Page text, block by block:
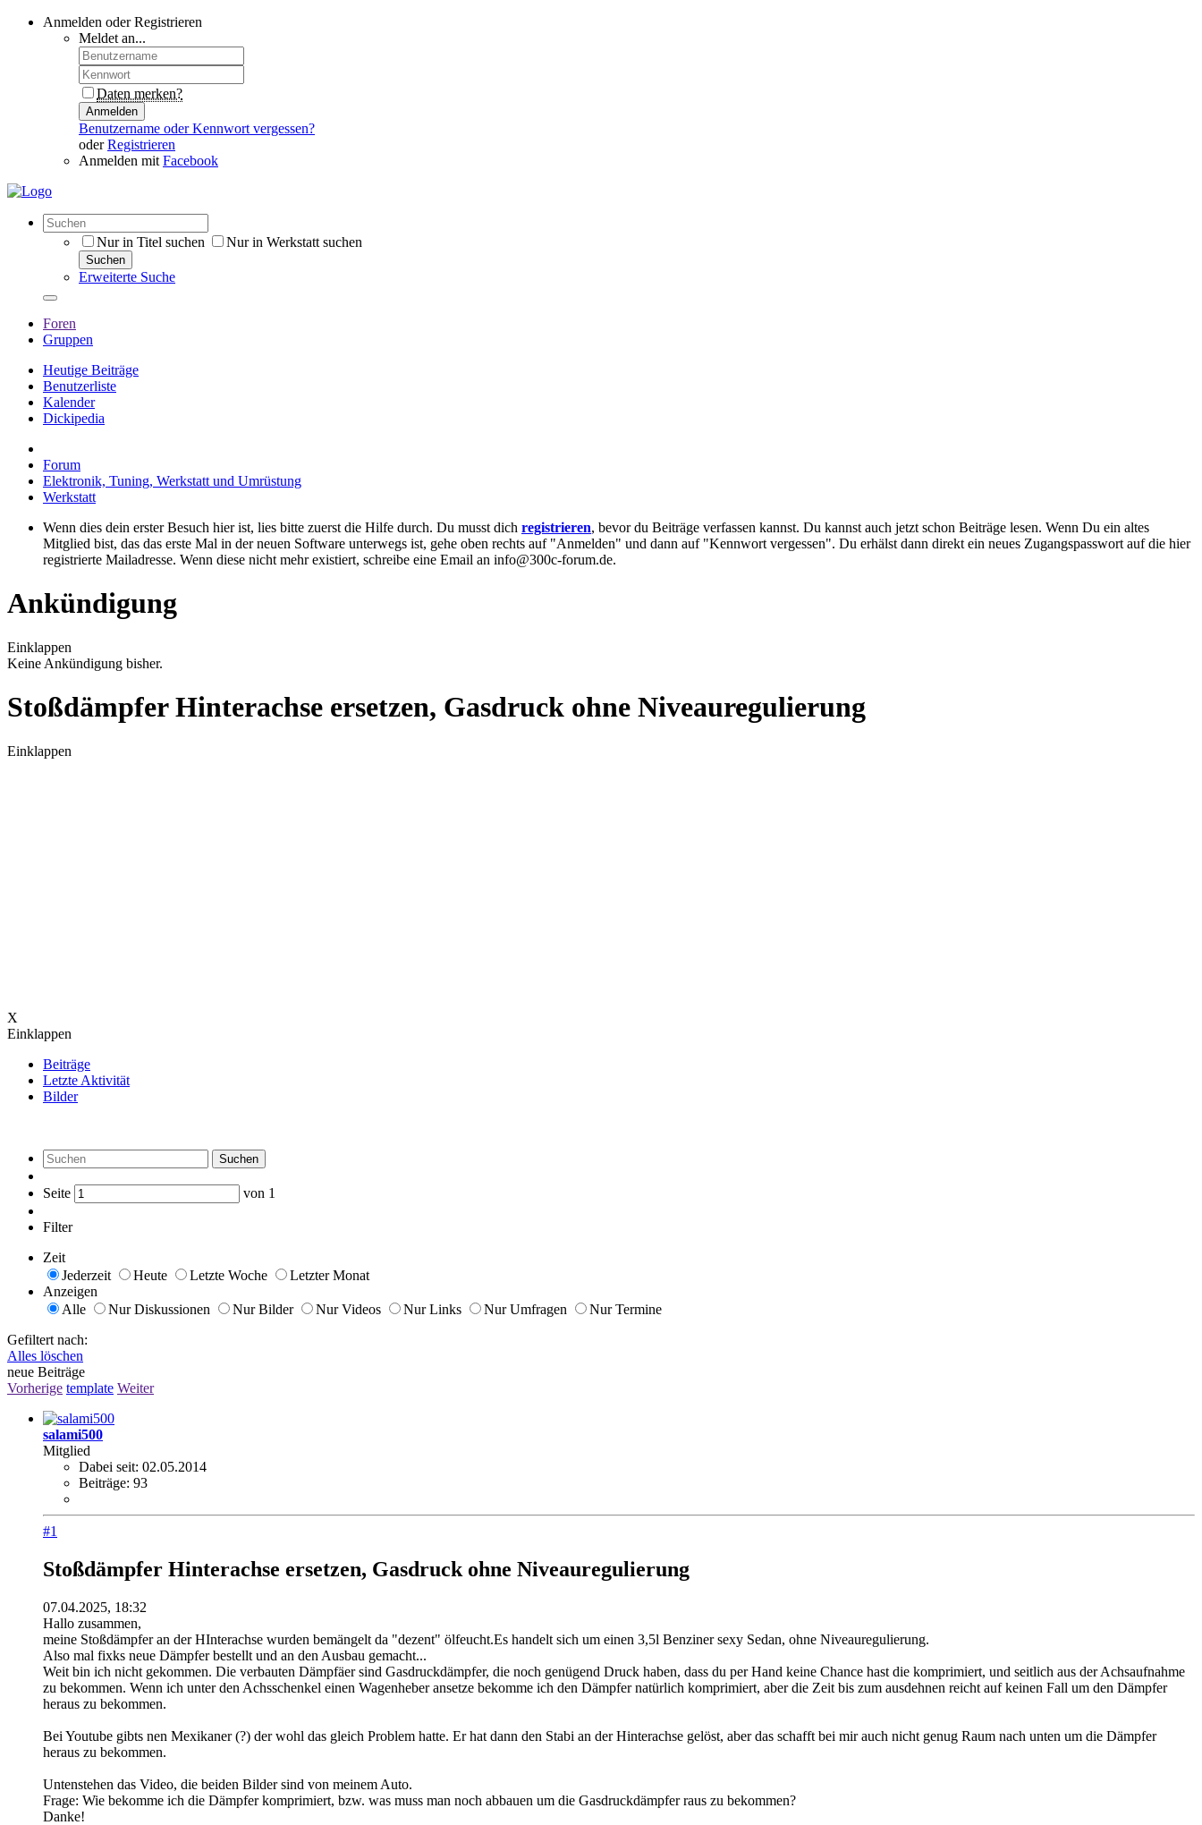
Anmelden oder Registrieren
Meldet an...
Daten merken?
Anmelden
Benutzername oder Kennwort vergessen?
oderRegistrieren
Anmelden mit Facebook
Nur in Titel suchen Nur in Werkstatt suchen
Suchen
Erweiterte Suche
Foren
Gruppen
Heutige Beiträge
Benutzerliste
Kalender
Dickipedia
Forum
Elektronik, Tuning, Werkstatt und Umrüstung
Werkstatt
Wenn dies dein erster Besuch hier ist, lies bitte zuerst die Hilfe durch. Du musst dich registrieren, bevor du Beiträge verfassen kannst. Du kannst auch jetzt schon Beiträge lesen. Wenn Du ein altes
Mitglied bist, das das erste Mal in der neuen Software unterwegs ist, gehe oben rechts auf "Anmelden" und dann auf "Kennwort vergessen". Du erhälst dann direkt ein neues Zugangspasswort auf die hier
registrierte Mailadresse. Wenn diese nicht mehr existiert, schreibe eine Email an info@300c-forum.de.
Ankündigung
Einklappen
Keine Ankündigung bisher.
Stoßdämpfer Hinterachse ersetzen, Gasdruck ohne Niveauregulierung
Einklappen
X
Einklappen
Beiträge
Letzte Aktivität
Bilder
Suchen
Seite von 1
Filter
Zeit
Jederzeit
Heute Letzte Woche
Letzter Monat
Anzeigen
Alle
Nur Diskussionen Nur Bilder Nur Videos Nur Links Nur Umfragen
Nur Termine
Gefiltert nach:
Alles löschen
neue Beiträge
Vorherige template Weiter
salami500
Mitglied
Dabei seit: 02.05.2014
Beiträge: 93
#1
Stoßdämpfer Hinterachse ersetzen, Gasdruck ohne Niveauregulierung
07.04.2025, 18:32
Hallo zusammen,
meine Stoßdämpfer an der HInterachse wurden bemängelt da "dezent" ölfeucht.Es handelt sich um einen 3,5l Benziner sexy Sedan, ohne Niveauregulierung.
Also mal fixks neue Dämpfer bestellt und an den Ausbau gemacht...
Weit bin ich nicht gekommen. Die verbauten Dämpfäer sind Gasdruckdämpfer, die noch genügend Druck haben, dass du per Hand keine Chance hast die komprimiert, und seitlich aus der Achsaufnahme
zu bekommen. Wenn ich unter den Achsschenkel einen Wagenheber ansetze bekomme ich den Dämpfer natürlich komprimiert, aber die Zeit bis zum ausdehnen reicht auf keinen Fall um den Dämpfer
heraus zu bekommen.
Bei Youtube gibts nen Mexikaner (?) der wohl das gleich Problem hatte. Er hat dann den Stabi an der Hinterachse gelöst, aber das schafft bei mir auch nicht genug Raum nach unten um die Dämpfer
heraus zu bekommen.
Untenstehen das Video, die beiden Bilder sind von meinem Auto.
Frage: Wie bekomme ich die Dämpfer komprimiert, bzw. was muss man noch abbauen um die Gasdruckdämpfer raus zu bekommen?
Danke!